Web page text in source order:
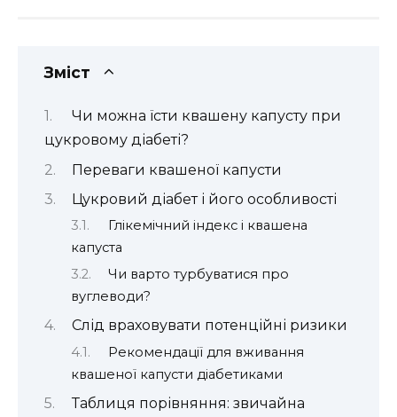
Зміст
Чи можна їсти квашену капусту при
цукровому діабеті?
Переваги квашеної капусти
Цукровий діабет і його особливості
Глікемічний індекс і квашена
капуста
Чи варто турбуватися про
вуглеводи?
Слід враховувати потенційні ризики
Рекомендації для вживання
квашеної капусти діабетиками
Таблиця порівняння: звичайна